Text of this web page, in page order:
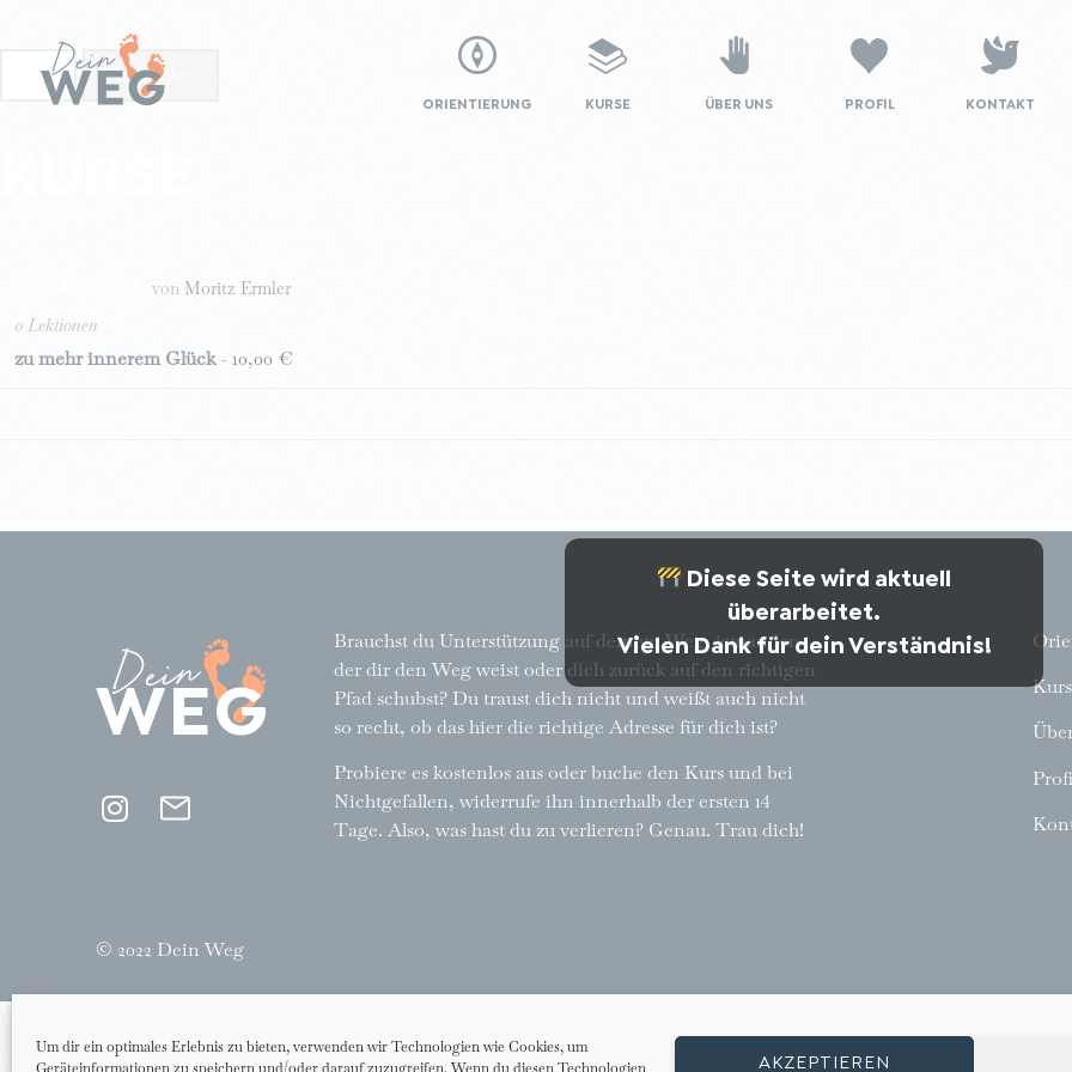
Um dir ein optimales Erlebnis zu bieten, verwenden wir Technologien wie Cookies, um
AKZEPTIEREN
ORIENTIERUNG KURSE ÜBER UNS PROFIL KONTAKT
Diese Seite wird aktuell
überarbeitet.
Vielen Dank für dein Verständnis!
Alle Empfohlen
von Moritz Ermler
0 Lektionen
zu mehr innerem Glück- 10,00 €
Dein
WEG
Brauchst du Unterstützung auf deinem Weg, jemanden
der dir den Weg weist oder dich zurück auf den richtigen
Pfad schubst? Du traust dich nicht und weißt auch nicht
so recht, ob das hier die richtige Adresse für dich ist?
Probiere es kostenlos aus oder buche den Kurs und bei
Nichtgefallen, widerrufe ihn innerhalb der ersten 14
Tage. Also, was hast du zu verlieren? Genau. Trau dich!
© 2022 Dein Weg